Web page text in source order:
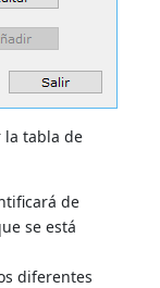
la tabla de
de
se está
diferentes